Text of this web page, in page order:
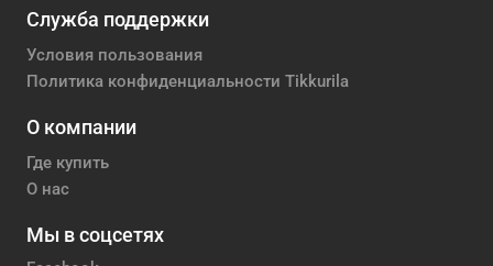
Служба поддержки
Условия пользования
Политика конфиденциальности Tikkurila
О компании
Где купить
О нас
Мы в соцсетях